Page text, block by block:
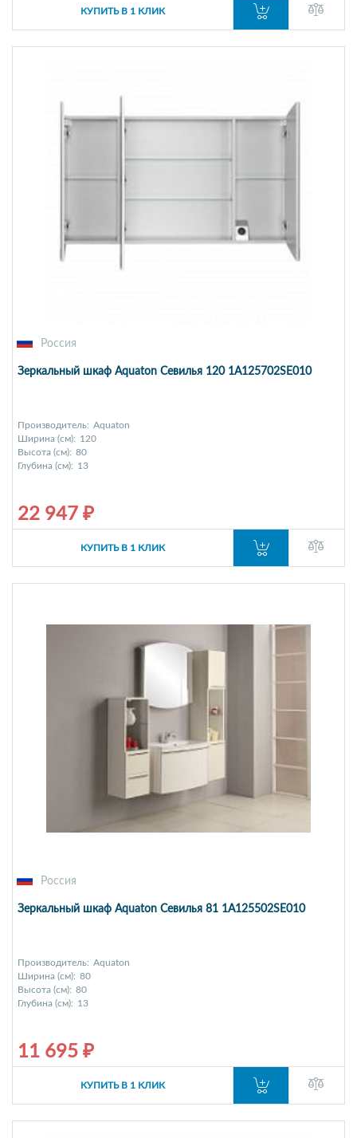
КУПИТЬ В 1 КЛИК
Россия
Зеркальный шкаф Aquaton Севилья 120 1A125702SE010
Производитель: Aquaton
Ширина (см): 120
Высота (см): 80
Глубина (см): 13
22 947 ₽
КУПИТЬ В 1 КЛИК
Россия
Зеркальный шкаф Aquaton Севилья 81 1A125502SE010
Производитель: Aquaton
Ширина (см): 80
Высота (см): 80
Глубина (см): 13
11 695 ₽
КУПИТЬ В 1 КЛИК